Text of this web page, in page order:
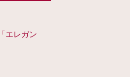
エレガン